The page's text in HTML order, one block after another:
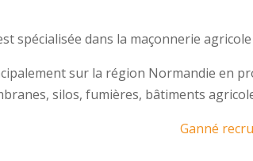
spécialisée dans la maçonnerie
sur la région Normandie en
silos, fumières, bâtiments
Ganné